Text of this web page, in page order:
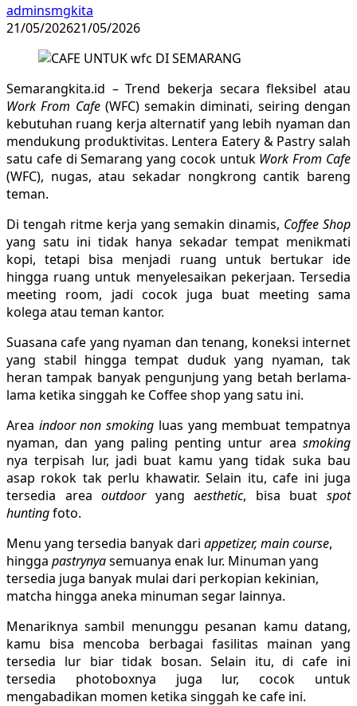
adminsmgkita
21/05/202621/05/2026
Semarangkita.id – Trend bekerja secara fleksibel atau
Work From Cafe(WFC) semakin diminati, seiring dengan
kebutuhan ruang kerja alternatif yang lebih nyaman dan
mendukung produktivitas. Lentera Eatery & Pastry salah
satu cafe di Semarang yang cocok untuk Work From Cafe
(WFC), nugas, atau sekadar nongkrong cantik bareng
teman.
Di tengah ritme kerja yang semakin dinamis, Coffee Shop
yang satu ini tidak hanya sekadar tempat menikmati
kopi, tetapi bisa menjadi ruang untuk bertukar ide
hingga ruang untuk menyelesaikan pekerjaan. Tersedia
meeting room, jadi cocok juga buat meeting sama
kolega atau teman kantor.
Suasana cafe yang nyaman dan tenang, koneksi internet
yang stabil hingga tempat duduk yang nyaman, tak
heran tampak banyak pengunjung yang betah berlama-
lama ketika singgah ke Coffee shop yang satu ini.
Area indoor non smoking luas yang membuat tempatnya
nyaman, dan yang paling penting untur area smoking
nya terpisah lur, jadi buat kamu yang tidak suka bau
asap rokok tak perlu khawatir. Selain itu, cafe ini juga
tersedia areaoutdooryang aesthetic, bisa buatspot
huntingfoto.
Menu yang tersedia banyak dari appetizer, main course,
hingga pastrynyasemuanya enak lur. Minuman yang
tersedia juga banyak mulai dari perkopian kekinian,
matcha hingga aneka minuman segar lainnya.
Menariknya sambil menunggu pesanan kamu datang,
kamu bisa mencoba berbagai fasilitas mainan yang
tersedia lur biar tidak bosan. Selain itu, di cafe ini
tersedia photoboxnya juga lur, cocok untuk
mengabadikan momen ketika singgah ke cafe ini.